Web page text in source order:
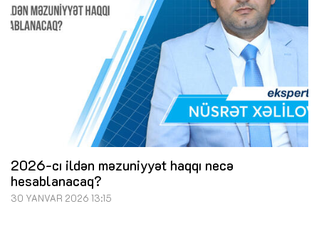
2026-cı ildən məzuniyyət haqqı necə
hesablanacaq?
30 YANVAR 2026 13:15